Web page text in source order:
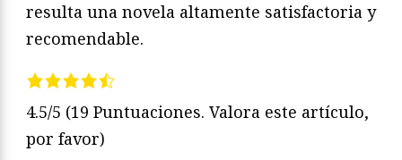
resulta una novela altamente satisfactoria y
recomendable.
4.5/5 (19 Puntuaciones. Valora este artículo,
por favor)